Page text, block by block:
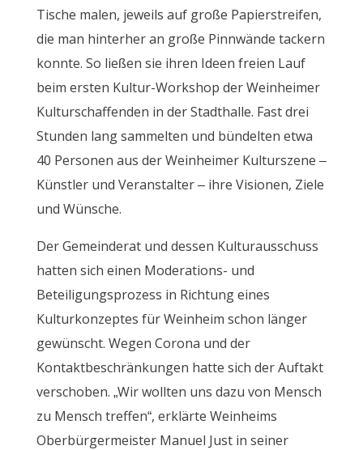
Tische malen, jeweils auf große Papierstreifen,
die man hinterher an große Pinnwände tackern
konnte. So ließen sie ihren Ideen freien Lauf
beim ersten Kultur-Workshop der Weinheimer
Kulturschaffenden in der Stadthalle. Fast drei
Stunden lang sammelten und bündelten etwa
40 Personen aus der Weinheimer Kulturszene –
Künstler und Veranstalter – ihre Visionen, Ziele
und Wünsche.
Der Gemeinderat und dessen Kulturausschuss
hatten sich einen Moderations- und
Beteiligungsprozess in Richtung eines
Kulturkonzeptes für Weinheim schon länger
gewünscht. Wegen Corona und der
Kontaktbeschränkungen hatte sich der Auftakt
verschoben. „Wir wollten uns dazu von Mensch
zu Mensch treffen“, erklärte Weinheims
Oberbürgermeister Manuel Just in seiner